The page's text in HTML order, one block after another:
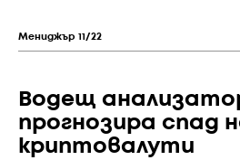
Мениджър 11/22
Водещ
прогнозира спад
криптовалути